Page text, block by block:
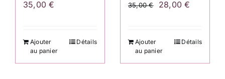
35,00€
Ajouter
au panier
Détails
35,00€
Le
était :
28,00€
est :
Ajouter
au panier
Détails